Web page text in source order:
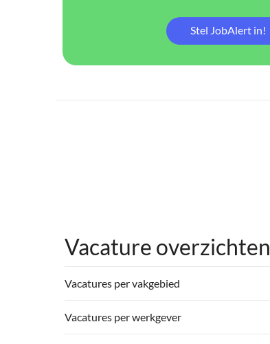
Stel JobAlert in!
Vacature overzichten
Vacatures per vakgebied
Vacatures per werkgever